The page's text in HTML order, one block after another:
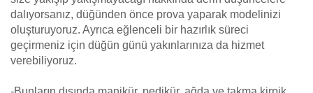
dalıyorsanız, düğünden önce prova yaparak modelinizi
oluşturuyoruz. Ayrıca eğlenceli bir hazırlık süreci
geçirmeniz için düğün günü yakınlarınıza da hizmet
verebiliyoruz.